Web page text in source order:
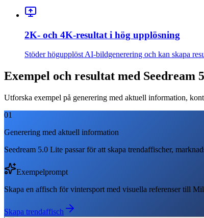
2K- och 4K-resultat i hög upplösning
Stöder högupplöst AI-bildgenerering och kan skapa
Exempel och resultat med Seedream
Utforska exempel på generering med aktuell information,
01
Generering med aktuell information
Seedream 5.0 Lite passar för att skapa trendaffischer,
Exempelprompt
Skapa en affisch för vintersport med visuella referenser till
Skapa trendaffisch